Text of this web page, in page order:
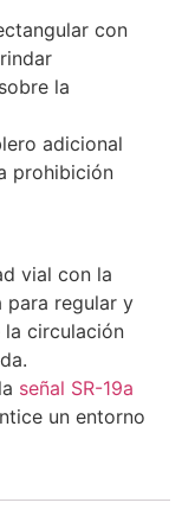
con
la
adicional
prohibición
vial con la
para regular y
circulación
señal SR-19a
un entorno